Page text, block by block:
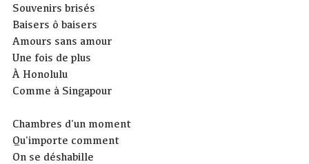
Souvenirs brisés
Baisers ô baisers
Amours sans amour
Une fois de plus
À Honolulu
Comme à Singapour
Chambres d'un moment
Qu'importe comment
On se déshabille